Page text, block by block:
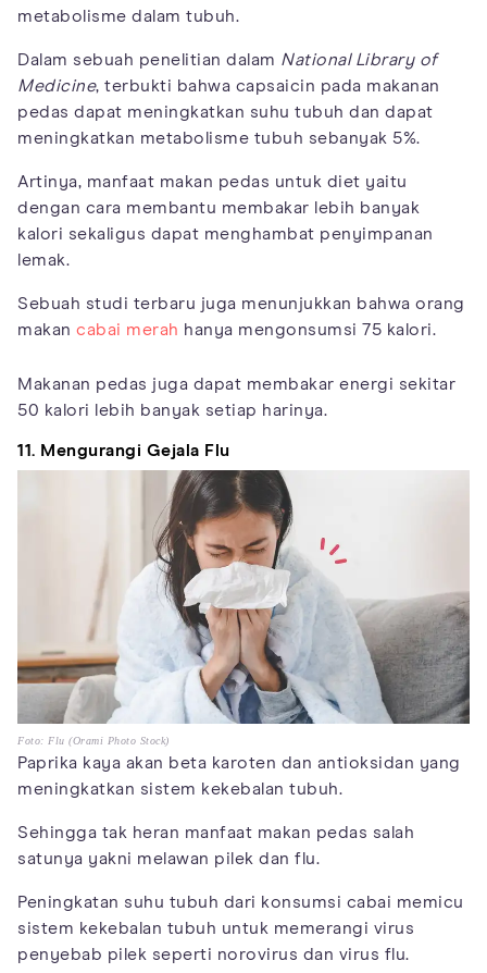
metabolisme dalam tubuh.
Dalam sebuah penelitian dalam National Library of
Medicine, terbukti bahwa capsaicin pada makanan
pedas dapat meningkatkan suhu tubuh dan dapat
meningkatkan metabolisme tubuh sebanyak 5%.
Artinya, manfaat makan pedas untuk diet yaitu
dengan cara membantu membakar lebih banyak
kalori sekaligus dapat menghambat penyimpanan
lemak.
Sebuah studi terbaru juga menunjukkan bahwa orang
makan cabai merah hanya mengonsumsi 75 kalori.
Makanan pedas juga dapat membakar energi sekitar
50 kalori lebih banyak setiap harinya.
11. Mengurangi Gejala Flu
Foto: Flu (Orami Photo Stock)
Paprika kaya akan beta karoten dan antioksidan yang
meningkatkan sistem kekebalan tubuh.
Sehingga tak heran manfaat makan pedas salah
satunya yakni melawan pilek dan flu.
Peningkatan suhu tubuh dari konsumsi cabai memicu
sistem kekebalan tubuh untuk memerangi virus
penyebab pilek seperti norovirus dan virus flu.